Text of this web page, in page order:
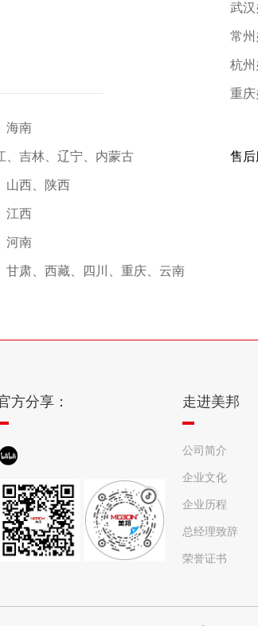
海南
、吉林、辽宁、内蒙古
山西、陕西
江西
河南
甘肃、西藏、四川、重庆、云南
武汉
常州
杭州
重庆
售后
方分享： 走进美邦
公司简介
企业文化
企业历程
总经理致辞
荣誉证书